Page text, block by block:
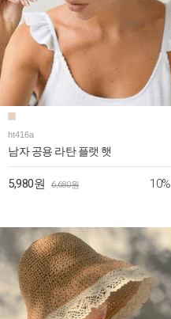
ht416a
남자 공용 라탄 플랫 햇
5,980원 6,680원 10%